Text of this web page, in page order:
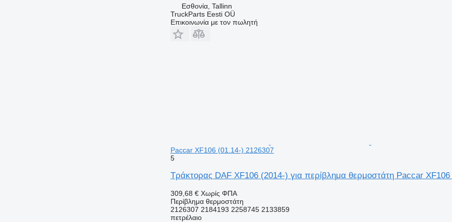
Εσθονία, Tallinn
TruckParts Eesti OÜ
Επικοινωνία με τον πωλητή
Paccar XF106 (01.14-) 2126307
5
Τράκτορας DAF XF106 (2014-) για περίβλημα θερμοστάτη Paccar
309,68 € Χωρίς ΦΠΑ
Περίβλημα θερμοστάτη
2126307 2184193 2258745 2133859
πετρέλαιο